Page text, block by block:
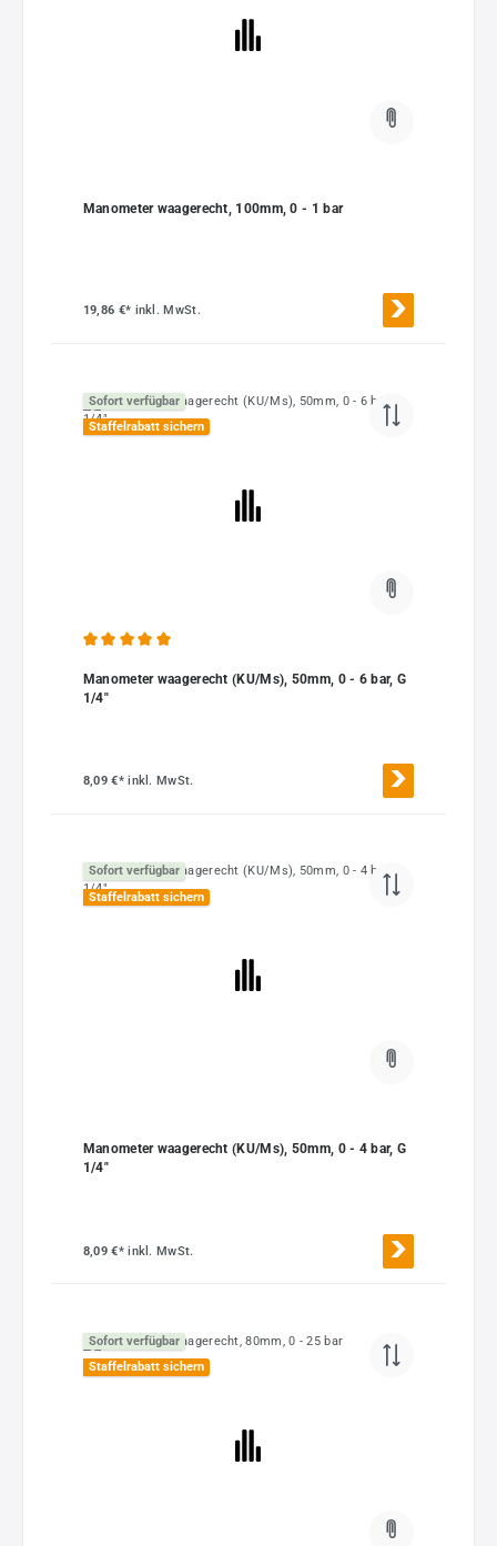
Manometer waagerecht, 100mm, 0 - 1 bar
19,86 €* inkl. MwSt.
Sofort verfügbar
Staffelrabatt sichern
Manometer waagerecht (KU/Ms), 50mm, 0 - 6 bar, G
1/4"
8,09 €*inkl. MwSt.
Sofort verfügbar
Staffelrabatt sichern
Manometer waagerecht (KU/Ms), 50mm, 0 - 4 bar, G
1/4"
8,09 €*inkl. MwSt.
Sofort verfügbar
Staffelrabatt sichern